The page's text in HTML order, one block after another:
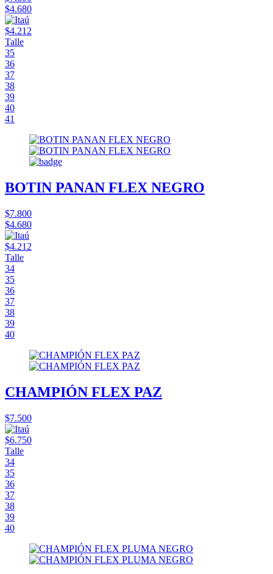
$4.680
$4.212
Talle
35
36
37
38
39
40
41
BOTIN PANAN FLEX NEGRO
$7.800
$4.680
$4.212
Talle
34
35
36
37
38
39
40
CHAMPIÓN FLEX PAZ
$7.500
$6.750
Talle
34
35
36
37
38
39
40